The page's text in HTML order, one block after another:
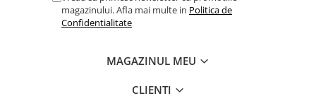
Piese & Accesorii iPad
iPad Pro 11″ (1st gen - 2018)
iPad Pro 11″ (2nd gen - 2020)
magazinului. Afla mai multe in Politica de
Confidentialitate
MAGAZINUL MEU
CLIENTI